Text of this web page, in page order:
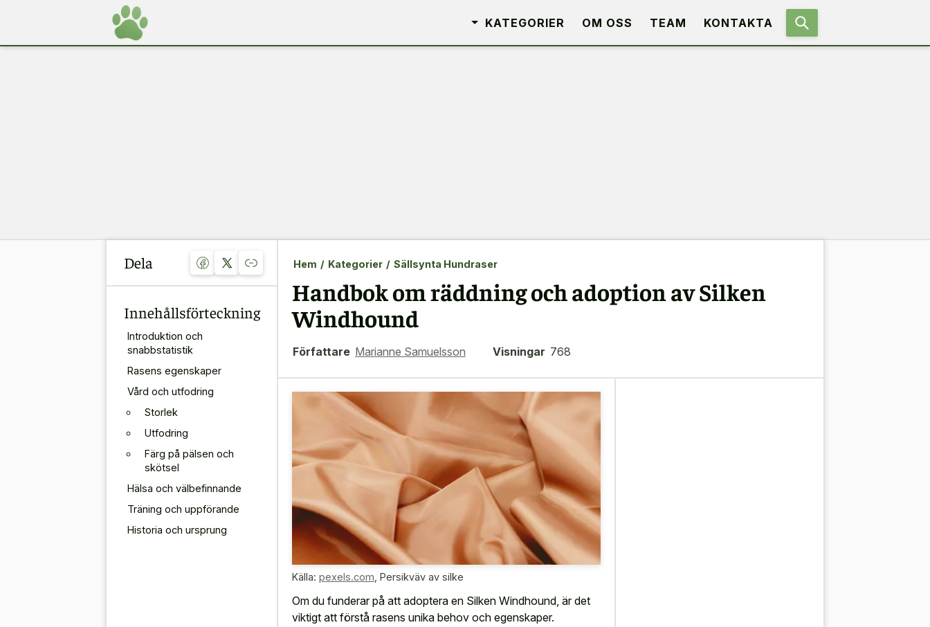
KATEGORIER OM OSS TEAM KONTAKTA
Dela
Innehållsförteckning
Introduktion och
snabbstatistik
Rasens egenskaper
Vård och utfodring
Storlek
Utfodring
Färg på pälsen och
skötsel
Hälsa och välbefinnande
Träning och uppförande
Historia och ursprung
Hem / Kategorier / Sällsynta Hundraser
Handbok om räddning och adoption av Silken
Windhound
Författare Marianne Samuelsson Visningar 768
Källa: pexels.com Persikväv av silke
Om du funderar på att adoptera en Silken Windhound, är det
viktigt att förstå rasens unika behov och egenskaper.